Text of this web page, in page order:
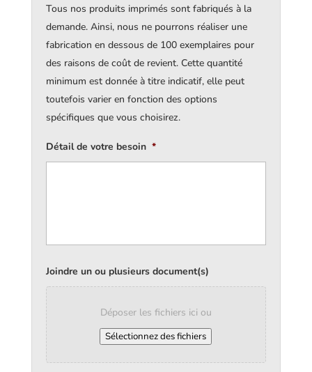
Tous nos produits imprimés sont fabriqués à la
demande. Ainsi, nous ne pourrons réaliser une
fabrication en dessous de 100 exemplaires pour
des raisons de coût de revient. Cette quantité
minimum est donnée à titre indicatif, elle peut
toutefois varier en fonction des options
spécifiques que vous choisirez.
Détail de votre besoin *
Joindre un ou plusieurs document(s)
Déposer les fichiers ici ou
Sélectionnez des fichiers